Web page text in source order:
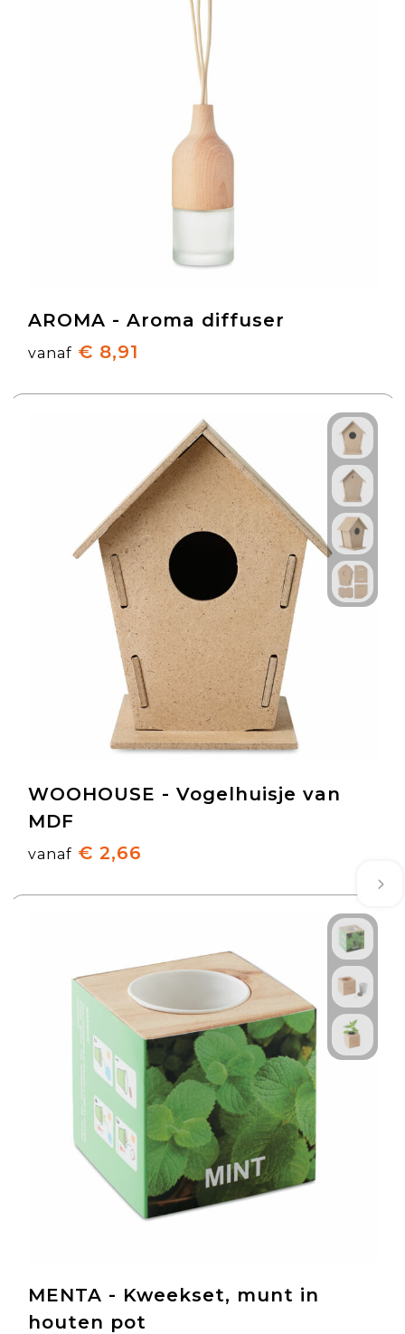
AROMA - Aroma diffuser
vanaf € 8,91
WOOHOUSE - Vogelhuisje van
MDF
vanaf € 2,66
MENTA - Kweekset, munt in
houten pot